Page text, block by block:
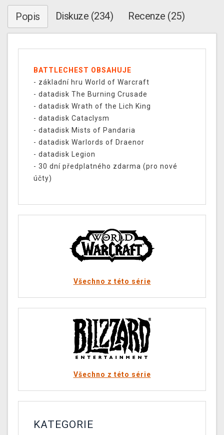
Popis Diskuze (234) Recenze (25)
BATTLECHEST OBSAHUJE
- základní hru World of Warcraft
- datadisk The Burning Crusade
- datadisk Wrath of the Lich King
- datadisk Cataclysm
- datadisk Mists of Pandaria
- datadisk Warlords of Draenor
- datadisk Legion
- 30 dní předplatného zdarma (pro nové
účty)
Všechno z této série
Všechno z této série
KATEGORIE